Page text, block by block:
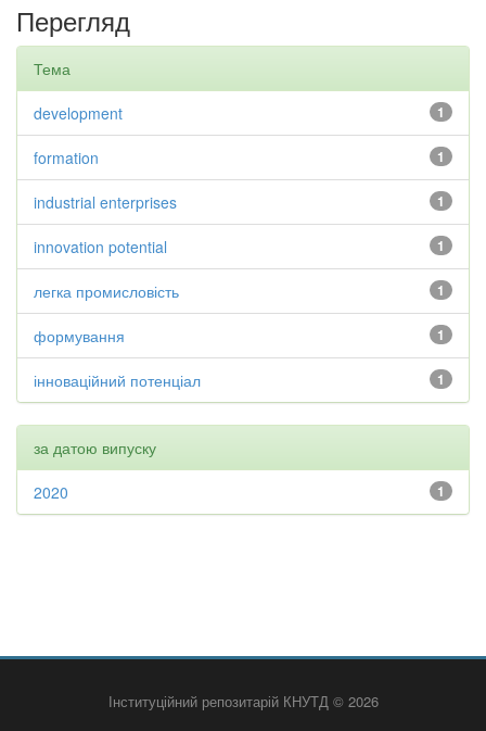
Перегляд
Тема
1
development
1
formation
1
industrial enterprises
1
innovation potential
1
легка промисловість
1
формування
1
інноваційний потенціал
за датою випуску
1
2020
Інституційний репозитарій КНУТД © 2026